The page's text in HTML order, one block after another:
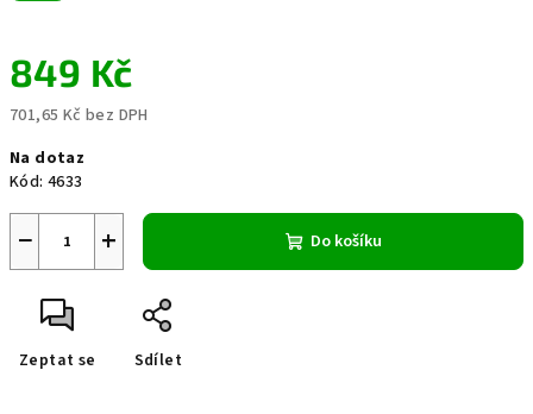
849 Kč
701,65 Kč bez DPH
cena:
Na dotaz
Kód: 4633
+
− Do košíku
Zeptat se Sdílet